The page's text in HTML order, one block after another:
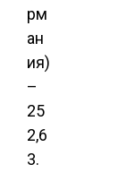
рм
ан
ия)
–
25
2,6
3.